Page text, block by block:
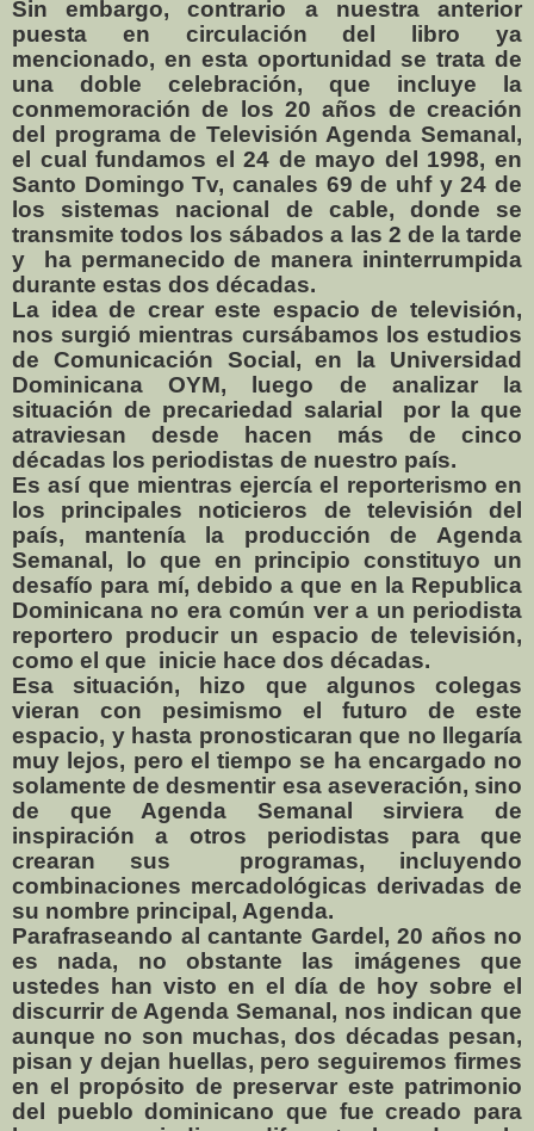
Sin embargo, contrario a nuestra anterior
puesta en circulación del libro ya
mencionado, en esta oportunidad se trata de
una doble celebración, que incluye la
conmemoración de los 20 años de creación
del programa de Televisión Agenda Semanal,
el cual fundamos el 24 de mayo del 1998, en
Santo Domingo Tv, canales 69 de uhf y 24 de
los sistemas nacional de cable, donde se
transmite todos los sábados a las 2 de la tarde
y
ha permanecido de manera ininterrumpida
durante estas dos décadas.
La idea de crear este espacio de televisión,
nos surgió mientras cursábamos los estudios
de Comunicación Social, en la Universidad
Dominicana OYM, luego de analizar la
situación de precariedad salarial
por la que
atraviesan desde hacen más de cinco
décadas los periodistas de nuestro país.
Es así que mientras ejercía el reporterismo en
los principales noticieros de televisión del
país, mantenía la producción de Agenda
Semanal, lo que en principio constituyo un
desafío para mí, debido a que en la Republica
Dominicana no era común ver a un periodista
reportero producir un espacio de televisión,
como el que inicie hace dos décadas.
Esa situación, hizo que algunos colegas
vieran con pesimismo el futuro de este
espacio, y hasta pronosticaran que no llegaría
muy lejos, pero el tiempo se ha encargado no
solamente de desmentir esa aseveración, sino
de que Agenda Semanal sirviera de
inspiración a otros periodistas para que
crearan sus
programas, incluyendo
combinaciones mercadológicas derivadas de
su nombre principal, Agenda.
Parafraseando al cantante Gardel, 20 años no
es nada, no obstante las imágenes que
ustedes han visto en el día de hoy sobre el
discurrir de Agenda Semanal, nos indican que
aunque no son muchas, dos décadas pesan,
pisan y dejan huellas, pero seguiremos firmes
en el propósito de preservar este patrimonio
del pueblo dominicano que fue creado para